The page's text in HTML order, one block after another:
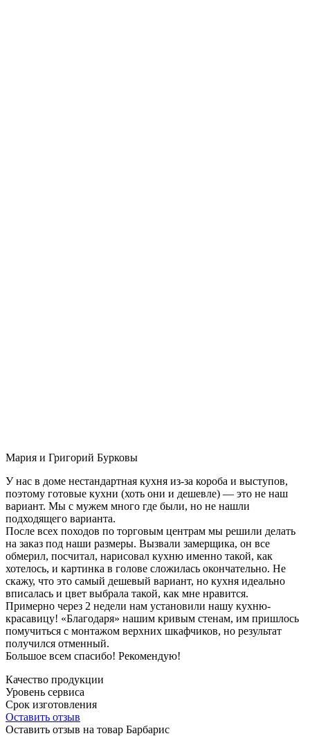
Мария и Григорий Бурковы
У нас в доме нестандартная кухня из-за короба и выступов,
поэтому готовые кухни (хоть они и дешевле) — это не наш
вариант. Мы с мужем много где были, но не нашли
подходящего варианта.
После всех походов по торговым центрам мы решили делать
на заказ под наши размеры. Вызвали замерщика, он все
обмерил, посчитал, нарисовал кухню именно такой, как
хотелось, и картинка в голове сложилась окончательно. Не
скажу, что это самый дешевый вариант, но кухня идеально
вписалась и цвет выбрала такой, как мне нравится.
Примерно через 2 недели нам установили нашу кухню-
красавицу! «Благодаря» нашим кривым стенам, им пришлось
помучиться с монтажом верхних шкафчиков, но результат
получился отменный.
Большое всем спасибо! Рекомендую!
Качество продукции
Уровень сервиса
Срок изготовления
Оставить отзыв
Оставить отзыв на товар Барбарис